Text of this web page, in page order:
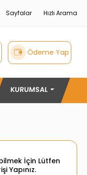
Sayfalar Hızlı Arama
Ödeme Yap
KURUMSAL
İçin Lütfen
Yapınız.